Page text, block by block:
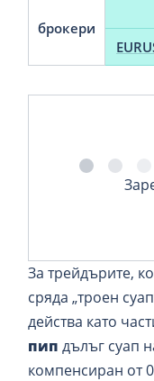
брокери
За трейдърите,
сряда „троен
действа като
пип дълъг суап
компенсиран от